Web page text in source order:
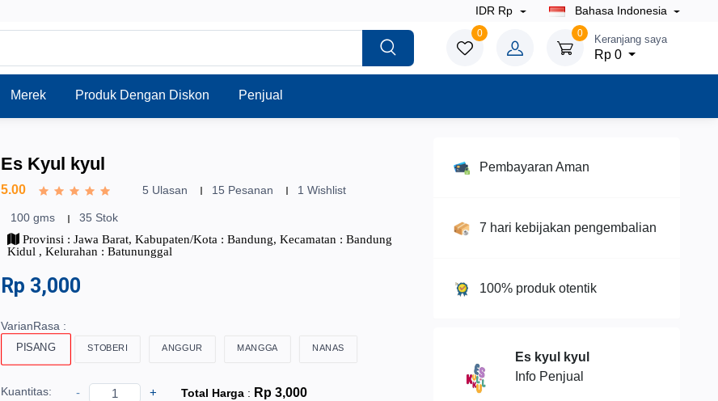
IDR Rp Bahasa Indonesia
0 0 Keranjang saya
Rp 0
Merek Produk Dengan Diskon Penjual
Es Kyul kyul
5.00 5 Ulasan 15 Pesanan 1 Wishlist
100 gms 35 Stok
Provinsi : Jawa Barat, Kabupaten/Kota : Bandung, Kecamatan : Bandung
Kidul , Kelurahan : Batununggal
Rp 3,000
VarianRasa :
PISANG STOBERI ANGGUR MANGGA NANAS
Kuantitas: - + Total Harga: Rp 3,000
Pembayaran Aman
7 hari kebijakan pengembalian
100% produk otentik
Es kyul kyul
Info Penjual